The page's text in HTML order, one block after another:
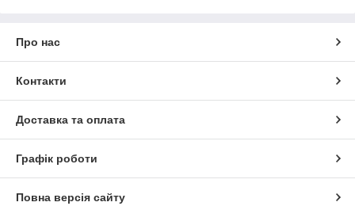
Про нас
Контакти
Доставка та оплата
Графік роботи
Повна версія сайту